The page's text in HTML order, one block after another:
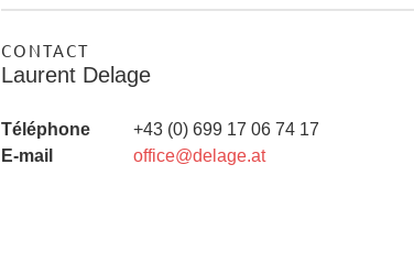
CONTACT
Laurent Delage
Téléphone
+43 (0) 699 17 06 74 17
E-mail
office@delage.at